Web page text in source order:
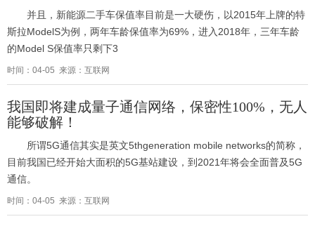
并且，新能源二手车保值率目前是一大硬伤，以2015年上牌的特
斯拉ModelS为例，两年车龄保值率为69%，进入2018年，三年车龄
的Model S保值率只剩下3
时间：04-05 来源：互联网
我国即将建成量子通信网络，保密性100%，无人
能够破解！
所谓5G通信其实是英文5thgeneration mobile networks的简称，
目前我国已经开始大面积的5G基站建设，到2021年将会全面普及5G
通信。
时间：04-05 来源：互联网